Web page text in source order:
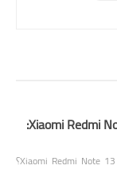
مشكلة الشحن في Xiaomi Redmi Note 13 Pro:
وصف قصير للمقال: تعاني من مشكلة الشحن في Xiaomi Redmi Note 13 Pro؟